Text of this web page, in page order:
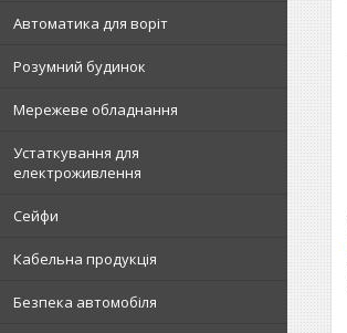
Автоматика для воріт
Розумний будинок
Мережеве обладнання
Устаткування для
електроживлення
Сейфи
Кабельна продукція
Безпека автомобіля